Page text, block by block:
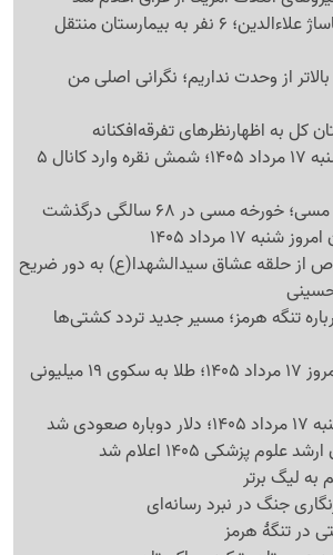
حادثه هولناک در پاساژ علاءالدین؛ 6 نفر به بیمارستان منتقل
از وحدت نداریم؛ نگرانی اصلی من
کل به اظهارنظرهای تفرقه‌افکنانه
قیمت نقره امروز شنبه 17 مرداد 1405؛ شمش نقره وارد کانال 5
مسی در 68 سالگی درگذشت
17 مرداد 1405
از حلقه عشاق سیدالشهدا(ع) به دور ضریح
تنگه هرمز؛ مسیر جدید تردد کشتی‌ها
قیمت طلا و سکه امروز 17 مرداد 1405؛ طلا به سکوی 19 میلیونی
شد
پزشکی 1405 اعلام شد
به لیگ برتر
جنگ در نبرد رسانه‌ای
تنگهٔ هرمز